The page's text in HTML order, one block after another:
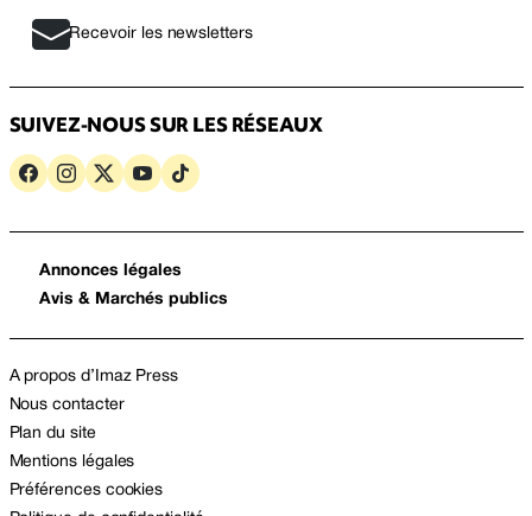
Recevoir les newsletters
SUIVEZ-NOUS SUR LES RÉSEAUX
Annonces légales
Avis & Marchés publics
A propos d’Imaz Press
Nous contacter
Plan du site
Mentions légales
Préférences cookies